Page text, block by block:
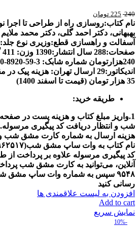
240
225 تومان
نام کتاب:روسازی راه از طراحی تا اجرا
بهبهانی، دکتر احمد گلی، دکتر محمد ملایم
آسفالت و راهسازی قطع:وزیری نوع
صفحات:288
سال انتشار:1390 وزن: 411 گرم
240هزارتومان
شماره شابک: 3-59-8920-600-978
اندیکاتور:29
ارسال تهران: هزینه پیک در
35 هزار تومان (قیمت تا اسفند 1400)
طریقه خرید:
1.واریز مبلغ کتاب و هزینه پست در
شب و انتظار دریافت کد پیگیری مرسوله.
هزینه ارسال به شماره کارت مشق شب و
نام کتاب به وات ساپ مشق شب(
کد پیگیری مرسوله علاوه بر پرداخت
آنلاین، می‌توانید به کارت مشق شب
۹۵۴۸ سپس به شماره وات ساپ مشق
رسانی کنید
افزودن به لیست علاقمندی ها
Add to cart
نمایش سریع
-10%